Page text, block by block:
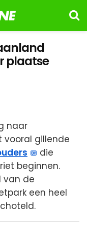
plaatse
naar
vooral gillende
die
beginnen.
van de
een heel